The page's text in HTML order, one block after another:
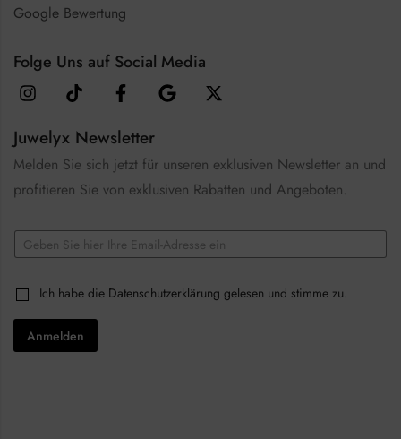
Google Bewertung
Folge Uns auf Social Media
Juwelyx Newsletter
Melden Sie sich jetzt für unseren exklusiven Newsletter an und
profitieren Sie von exklusiven Rabatten und Angeboten.
E
m
lE
a
l
C
h
e
k
Ich habe die Datenschutzerklärung gelesen und stimme zu.
Anmelden